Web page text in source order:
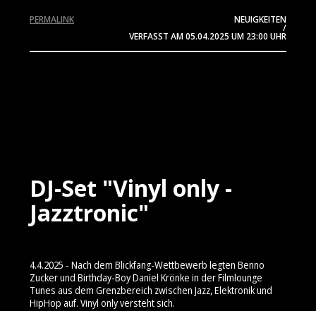
NEUIGKEITEN
/
VERFASST AM05.04.2025 UM 23:00 UHR
PERMALINK
DJ-Set "Vinyl only -
Jazztronic"
4.4.2025 - Nach dem Blickfang-Wettbewerb legten Benno
Zucker und Birthday-Boy Daniel Krönke in der Filmlounge
Tunes aus dem Grenzbereich zwischen Jazz, Elektronik und
HipHop auf. Vinyl only versteht sich.